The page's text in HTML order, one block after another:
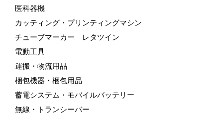
医科器機
カッティング・プリンティングマシン
チューブマーカー レタツイン
電動工具
運搬・物流用品
梱包機器・梱包用品
蓄電システム・モバイルバッテリー
無線・トランシーバー